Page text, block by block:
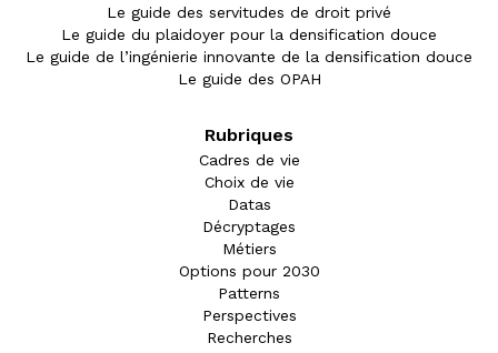
Le guide des servitudes de droit privé
Le guide du plaidoyer pour la densification douce
Le guide de l’ingénierie innovante de la densification douce
Le guide des OPAH
Rubriques
Cadres de vie
Choix de vie
Datas
Décryptages
Métiers
Options pour 2030
Patterns
Perspectives
Recherches